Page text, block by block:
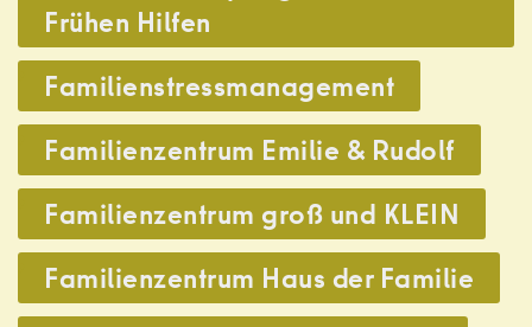
Frühen Hilfen
, Familienstressmanagement
, Familienzentrum Emilie & Rudolf
, Familienzentrum groß und KLEIN
, Familienzentrum Haus der Familie